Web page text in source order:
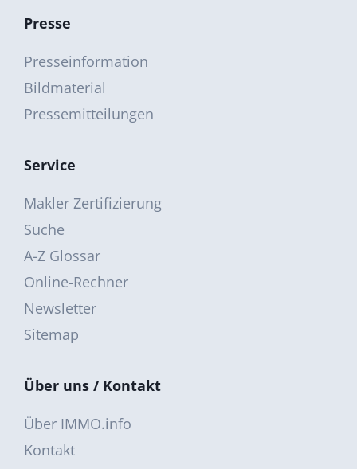
Presse
Presseinformation
Bildmaterial
Pressemitteilungen
Service
Makler Zertifizierung
Suche
A-Z Glossar
Online-Rechner
Newsletter
Sitemap
Über uns / Kontakt
Über IMMO.info
Kontakt